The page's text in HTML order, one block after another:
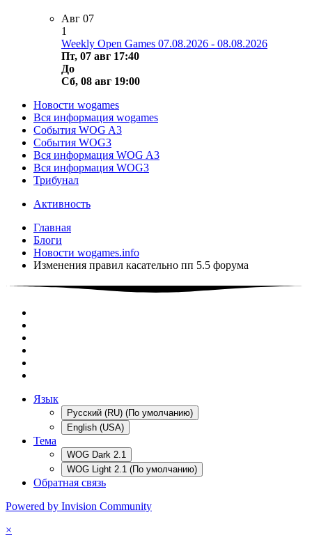
Авг 07
1
Weekly Open Games 07.08.2026 - 08.08.2026
Пт, 07 авг 17:40
До
Сб, 08 авг 19:00
Новости wogames
Вся информация wogames
События WOG A3
События WOG3
Вся информация WOG A3
Вся информация WOG3
Трибунал
Активность
Главная
Блоги
Новости wogames.info
Изменения правил касательно пп 5.5 форума
Язык
Русский (RU) (По умолчанию)
English (USA)
Тема
WOG Dark 2.1
WOG Light 2.1 (По умолчанию)
Обратная связь
Powered by Invision Community
×